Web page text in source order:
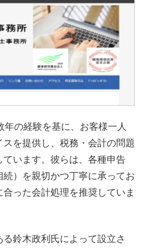
の経験を基に、お客様一人
を提供し、税務・会計の問題
ています。彼らは、各種申告
続）を親切かつ丁寧に承ってお
った会計処理を推奨していま
鈴木政利氏によって設立さ